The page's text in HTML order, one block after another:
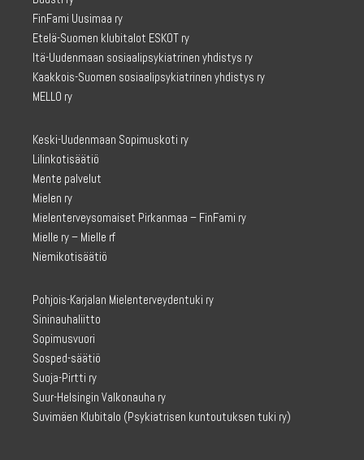
FinFami Uusimaa ry
Etelä-Suomen klubitalot ESKOT ry
Itä-Uudenmaan sosiaalipsykiatrinen yhdistys ry
Kaakkois-Suomen sosiaalipsykiatrinen yhdistys ry
MELLO ry
Keski-Uudenmaan Sopimuskoti ry
Lilinkotisäätiö
Mente palvelut
Mielen ry
Mielenterveysomaiset Pirkanmaa – FinFami ry
Mielle ry – Mielle rf
Niemikotisäätiö
Pohjois-Karjalan Mielenterveydentuki ry
Sininauhaliitto
Sopimusvuori
Sosped-säätiö
Suoja-Pirtti ry
Suur-Helsingin Valkonauha ry
Suvimäen Klubitalo (Psykiatrisen kuntoutuksen tuki ry)